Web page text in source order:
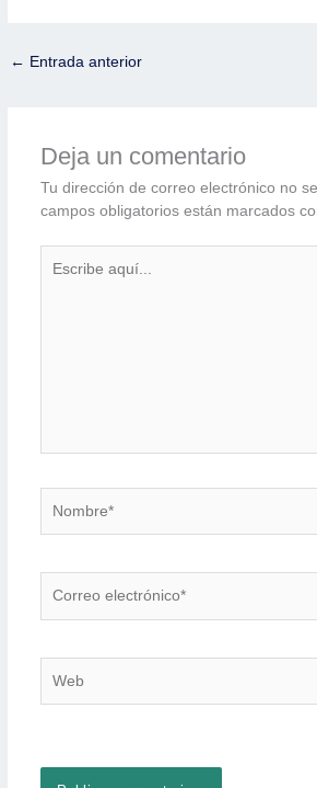
← Entrada anterior
Deja un comentario
Tu dirección de correo electrónico no
campos obligatorios están marcados
aquí...
electrónico*